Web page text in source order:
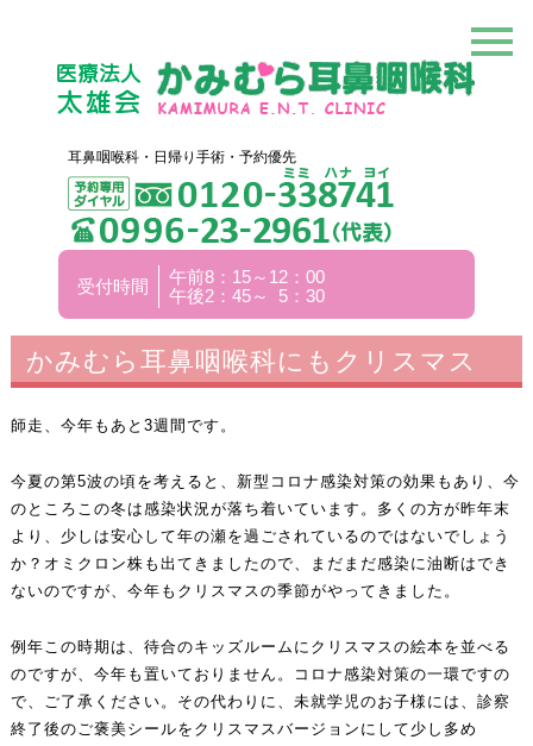
耳鼻咽喉科・日帰り手術・予約優先
受付時間
午前8：15～12：00
午後2：45～ 5：30
かみむら耳鼻咽喉科にもクリスマス
師走、今年もあと3週間です。
今夏の第5波の頃を考えると、新型コロナ感染対策の効果もあり、今
のところこの冬は感染状況が落ち着いています。多くの方が昨年末
より、少しは安心して年の瀬を過ごされているのではないでしょう
か？オミクロン株も出てきましたので、まだまだ感染に油断はでき
ないのですが、今年もクリスマスの季節がやってきました。
例年この時期は、待合のキッズルームにクリスマスの絵本を並べる
のですが、今年も置いておりません。コロナ感染対策の一環ですの
で、ご了承ください。その代わりに、未就学児のお子様には、診察
終了後のご褒美シールをクリスマスバージョンにして少し多め